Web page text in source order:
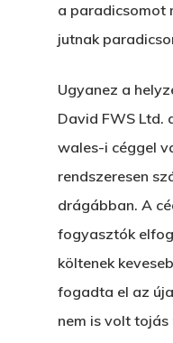
a paradicsomot
jutnak
Ugyanez a
David FWS Ltd.
wales-i céggel
rendszeresen
drágábban. A
fogyasztók
költenek
fogadta el az
nem is volt tojás